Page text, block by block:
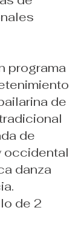
programa
de
de
occidental
danza
de 2